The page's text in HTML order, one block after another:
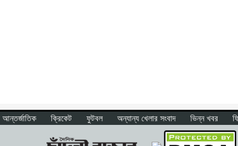
আন্তর্জাতিক ক্রিকেট ফুটবল অন্যান্য খেলার সংবাদ ভিন্ন খবর